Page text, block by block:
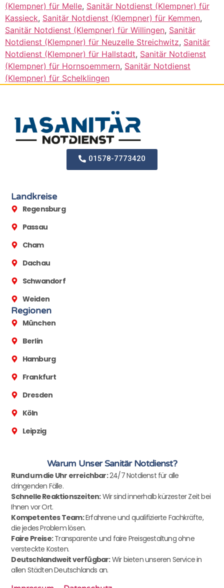
(Klempner) für Melle, Sanitär Notdienst (Klempner) für
Kassieck, Sanitär Notdienst (Klempner) für Kemmen,
Sanitär Notdienst (Klempner) für Willingen, Sanitär
Notdienst (Klempner) für Neuzelle Streichwitz, Sanitär
Notdienst (Klempner) für Hallstadt, Sanitär Notdienst
(Klempner) für Hornsoemmern, Sanitär Notdienst
(Klempner) für Schelklingen
01578-7773420
Landkreise
Regensburg
Passau
Cham
Dachau
Schwandorf
Weiden
Regionen
München
Berlin
Hamburg
Frankfurt
Dresden
Köln
Leipzig
Warum Unser Sanitär Notdienst?
Rund um die Uhr erreichbar:24/7 Notdienst für alle
dringenden Fälle.
Schnelle Reaktionszeiten:Wir sind innerhalb kürzester Zeit bei
Ihnen vor Ort.
Kompetentes Team:Erfahrene und qualifizierte Fachkräfte,
die jedes Problem lösen.
Faire Preise:Transparente und faire Preisgestaltung ohne
versteckte Kosten.
Deutschlandweit verfügbar:Wir bieten unseren Service in
allen Städten Deutschlands an.